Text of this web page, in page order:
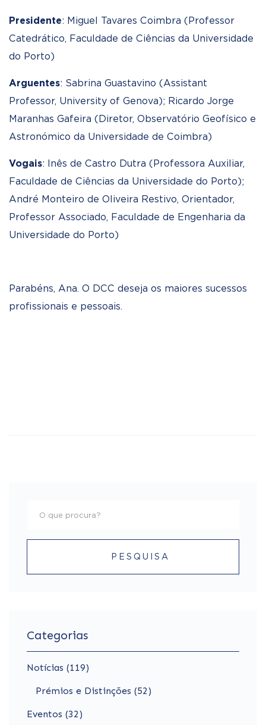
Presidente: Miguel Tavares Coimbra (Professor
Catedrático, Faculdade de Ciências da Universidade
do Porto)
Arguentes: Sabrina Guastavino (Assistant
Professor, University of Genova); Ricardo Jorge
Maranhas Gafeira (Diretor, Observatório Geofísico e
Astronómico da Universidade de Coimbra)
Vogais: Inês de Castro Dutra (Professora Auxiliar,
Faculdade de Ciências da Universidade do Porto);
André Monteiro de Oliveira Restivo, Orientador,
Professor Associado, Faculdade de Engenharia da
Universidade do Porto)
Parabéns, Ana. O DCC deseja os maiores sucessos
profissionais e pessoais.
PESQUISA
Categorias
Notícias (119)
Prémios e Distinções (52)
Eventos (32)